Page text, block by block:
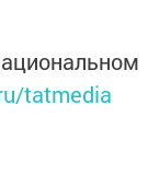
tatmedia